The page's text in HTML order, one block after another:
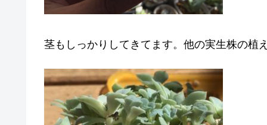
茎もしっかりしてきてます。他の実生株の植